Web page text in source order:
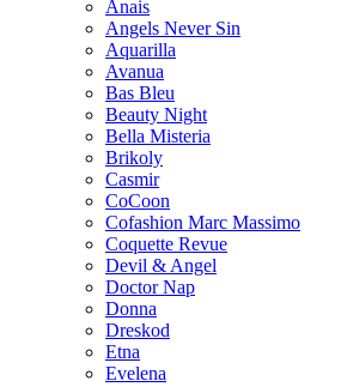
Anais
Angels Never Sin
Aquarilla
Avanua
Bas Bleu
Beauty Night
Bella Misteria
Brikoly
Casmir
CoCoon
Cofashion Marc Massimo
Coquette Revue
Devil & Angel
Doctor Nap
Donna
Dreskod
Etna
Evelena